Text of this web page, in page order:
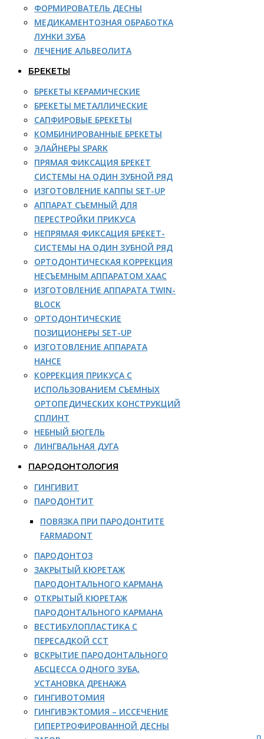
ФОРМИРОВАТЕЛЬ ДЕСНЫ
МЕДИКАМЕНТОЗНАЯ ОБРАБОТКА
ЛУНКИ ЗУБА
ЛЕЧЕНИЕ АЛЬВЕОЛИТА
БРЕКЕТЫ
БРЕКЕТЫ КЕРАМИЧЕСКИЕ
БРЕКЕТЫ МЕТАЛЛИЧЕСКИЕ
САПФИРОВЫЕ БРЕКЕТЫ
КОМБИНИРОВАННЫЕ БРЕКЕТЫ
ЭЛАЙНЕРЫ SPARK
ПРЯМАЯ ФИКСАЦИЯ БРЕКЕТ
СИСТЕМЫ НА ОДИН ЗУБНОЙ РЯД
ИЗГОТОВЛЕНИЕ КАППЫ SET-UP
АППАРАТ СЪЕМНЫЙ ДЛЯ
ПЕРЕСТРОЙКИ ПРИКУСА
НЕПРЯМАЯ ФИКСАЦИЯ БРЕКЕТ-
СИСТЕМЫ НА ОДИН ЗУБНОЙ РЯД
ОРТОДОНТИЧЕСКАЯ КОРРЕКЦИЯ
НЕСЪЕМНЫМ АППАРАТОМ ХААС
ИЗГОТОВЛЕНИЕ АППАРАТА TWIN-
BLOCK
ОРТОДОНТИЧЕСКИЕ
ПОЗИЦИОНЕРЫ SET-UP
ИЗГОТОВЛЕНИЕ АППАРАТА
НАНСЕ
КОРРЕКЦИЯ ПРИКУСА С
ИСПОЛЬЗОВАНИЕМ СЪЕМНЫХ
ОРТОПЕДИЧЕСКИХ КОНСТРУКЦИЙ
СПЛИНТ
НЕБНЫЙ БЮГЕЛЬ
ЛИНГВАЛЬНАЯ ДУГА
ПАРОДОНТОЛОГИЯ
ГИНГИВИТ
ПАРОДОНТИТ
ПОВЯЗКА ПРИ ПАРОДОНТИТЕ
FARMADONT
ПАРОДОНТОЗ
ЗАКРЫТЫЙ КЮРЕТАЖ
ПАРОДОНТАЛЬНОГО КАРМАНА
ОТКРЫТЫЙ КЮРЕТАЖ
ПАРОДОНТАЛЬНОГО КАРМАНА
ВЕСТИБУЛОПЛАСТИКА С
ПЕРЕСАДКОЙ ССТ
ВСКРЫТИЕ ПАРОДОНТАЛЬНОГО
АБСЦЕССА ОДНОГО ЗУБА,
УСТАНОВКА ДРЕНАЖА
ГИНГИВОТОМИЯ
ГИНГИВЭКТОМИЯ – ИССЕЧЕНИЕ
ГИПЕРТРОФИРОВАННОЙ ДЕСНЫ